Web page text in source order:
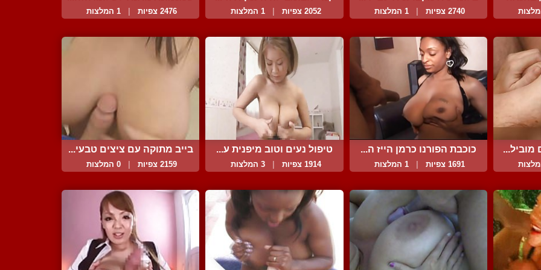
2740 צפיות 1 המלצות 2052 צפיות 1 המלצות 2476 צפיות 1 המלצות
מוביל... כוכבת הפורנו כרמן הייז ה...
1691 צפיות 1 המלצות
טיפול נעים וטוב מיפנית ע...
1914 צפיות 3 המלצות
בייב מתוקה עם ציצים טבעי...
2159 צפיות 0 המלצות